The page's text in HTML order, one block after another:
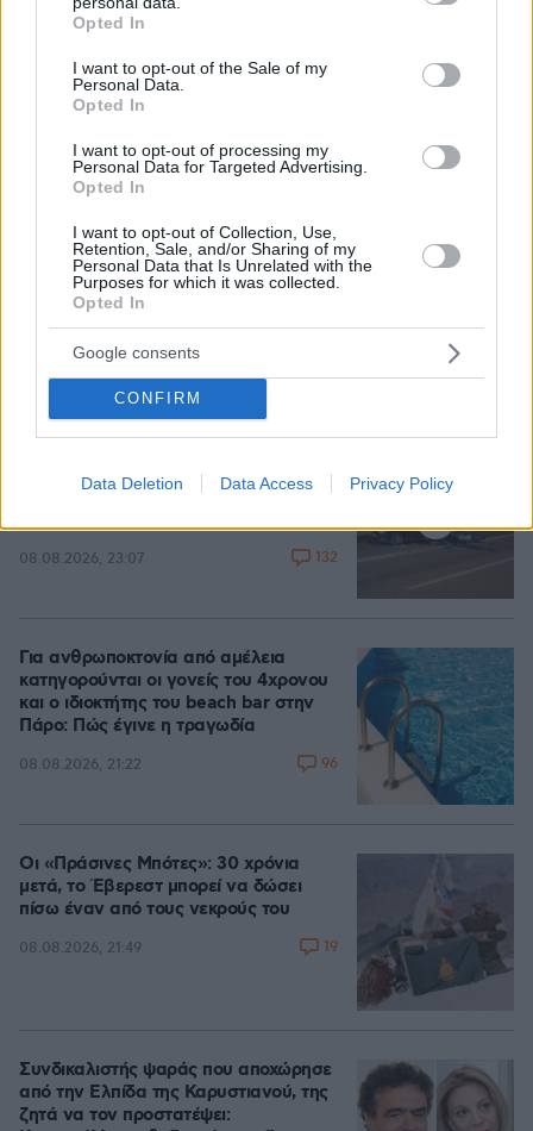
grant or deny consent to Google and its third-party tags to
use your data for below specified purposes in below Google
consent section.
Opted In
I want to opt-out of the Sale of my
Personal Data.
Opted In
I want to opt-out of processing my
Personal Data for Targeted Advertising.
Opted In
I want to opt-out of Collection, Use,
Retention, Sale, and/or Sharing of my
Personal Data that Is Unrelated with the
Purposes for which it was collected.
Opted In
Google consents
CONFIRM
Data Deletion Data Access Privacy Policy
Εγκαταλείπει το κόμμα Καρυστιανού και ο
επιχειρηματίας Νίκος Μπρουτζάκης: Καταγγέλλει
κλειστή κάστα, «λένε προδότες και πληρωμένους
όσους αποχωρούν»
08.08.2026, 18:48
στην Αθηνών-Σουνίου: Συγκρούστηκε
με μηχανή της ΔΙΑΣ, δύο αστυνομικοί
08.08.2026, 23:07 132
Για ανθρωποκτονία από αμέλεια
κατηγορούνται οι γονείς του 4χρονου
και ο ιδιοκτήτης του beach bar στην
Πάρο: Πώς έγινε η τραγωδία
08.08.2026, 21:22 96
Οι «Πράσινες Μπότες»: 30 χρόνια
μετά, το Έβερεστ μπορεί να δώσει
πίσω έναν από τους νεκρούς του
08.08.2026, 21:49 19
Συνδικαλιστής ψαράς που αποχώρησε
από την Ελπίδα της Καρυστιανού, της
ζητά να τον προστατέψει: